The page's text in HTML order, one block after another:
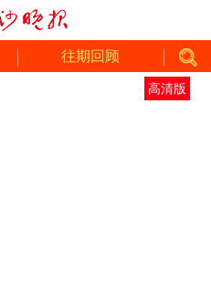
往期回顾
高清版